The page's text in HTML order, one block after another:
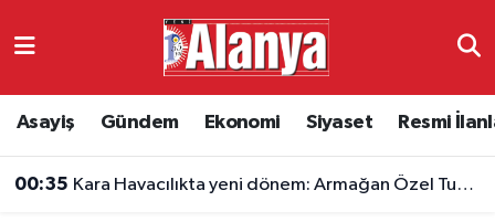
Asayiş Gündem Ekonomi Siyaset Resmi
00:35 Kara Havacılıkta yeni dönem: Armağan Özel Tuğgeneralliğe terfi etti
Ekonomi
Antalya Namaz Vakitleri